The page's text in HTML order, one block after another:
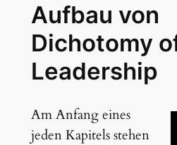
Aufbau von
Dichotomy
Leadership
Am Anfang eines
jeden Kapitels stehen